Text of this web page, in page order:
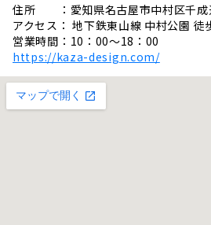
住所 ：愛知県名古屋市中村区千成
アクセス： 地下鉄東山線 中村公園 徒
営業時間：10：00～18：00
https://kaza-design.com/